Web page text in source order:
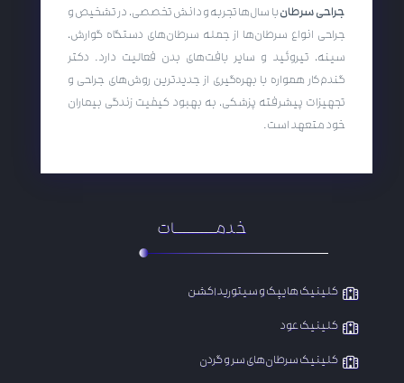
جراحی سرطانبا سال‌ها تجربه و دانش تخصصی، در تشخیص و
جراحی انواع سرطان‌ها از جمله سرطان‌های دستگاه گوارش،
سینه، تیروئید و سایر بافت‌های بدن فعالیت دارد. دکتر
گندم‌کار همواره با بهره‌گیری از جدیدترین روش‌های جراحی و
تجهیزات پیشرفته پزشکی، به بهبود کیفیت زندگی بیماران
خود متعهد است.
خدمـــــــــات
کلینیک هایپک و سیتوریداکشن
کلینیک عود
​کلینیک سرطان‌های سر و گردن